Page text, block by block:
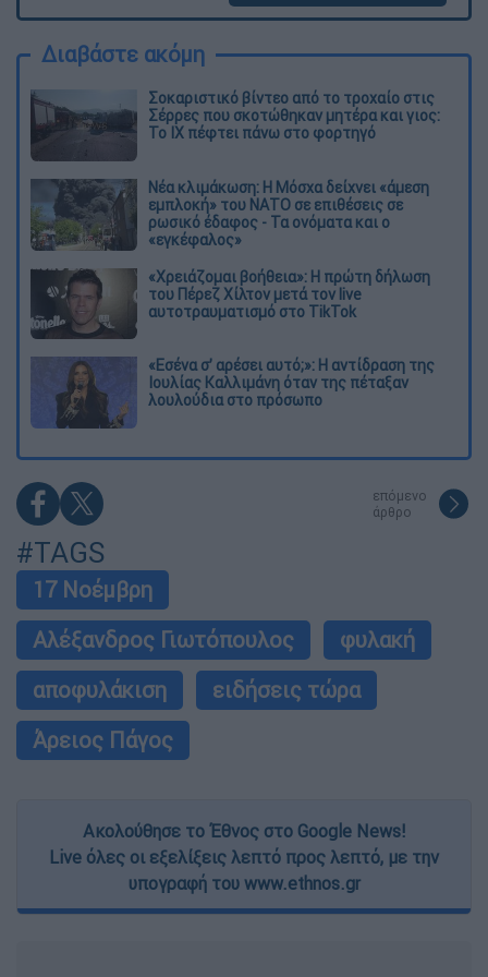
Διαβάστε ακόμη
Σοκαριστικό βίντεο από το τροχαίο στις
Σέρρες που σκοτώθηκαν μητέρα και γιος:
Το ΙΧ πέφτει πάνω στο φορτηγό
Νέα κλιμάκωση: Η Μόσχα δείχνει «άμεση
εμπλοκή» του ΝΑΤΟ σε επιθέσεις σε
ρωσικό έδαφος - Τα ονόματα και ο
«εγκέφαλος»
«Χρειάζομαι βοήθεια»: Η πρώτη δήλωση
του Πέρεζ Χίλτον μετά τον live
αυτοτραυματισμό στο TikTok
«Εσένα σ’ αρέσει αυτό;»: Η αντίδραση της
Ιουλίας Καλλιμάνη όταν της πέταξαν
λουλούδια στο πρόσωπο
επόμενο
άρθρο
#TAGS
17 Νοέμβρη
Αλέξανδρος Γιωτόπουλος
φυλακή
αποφυλάκιση
ειδήσεις τώρα
Άρειος Πάγος
Ακολούθησε το Έθνος στο Google News!
Live όλες οι εξελίξεις λεπτό προς λεπτό, με την
υπογραφή του www.ethnos.gr